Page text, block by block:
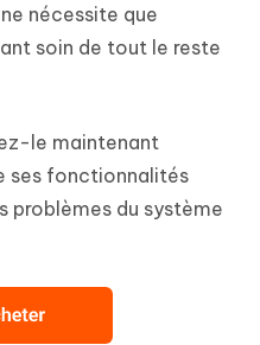
nécessite que
soin de tout le reste
le maintenant
ses fonctionnalités
problèmes du système